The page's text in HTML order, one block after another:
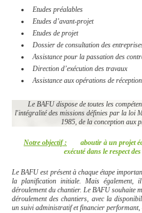
Etudes préalables
Etudes d’avant-projet
Etudes de projet
Dossier de consultation des
Assistance pour la passation des
Direction d’exécution des travaux
Assistance aux opérations de réception
Le BAFU dispose de toutes les
l'intégralité des missions définies par la loi
1985, de la conception aux
Notre objectif :
aboutir à un projet
exécuté dans le respect
Le BAFU est présent à chaque étape
la planification initiale. Mais
déroulement du chantier. Le BAFU souhaite
déroulement des chantiers, avec la
un suivi administratif et financier performant,